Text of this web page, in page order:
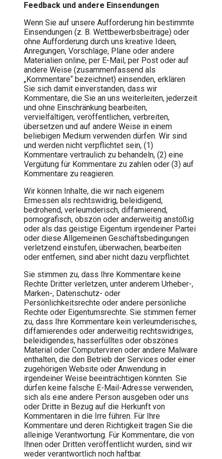
Feedback und andere Einsendungen
Wenn Sie auf unsere Aufforderung hin bestimmte
Einsendungen (z. B. Wettbewerbsbeiträge) oder
ohne Aufforderung durch uns kreative Ideen,
Anregungen, Vorschläge, Pläne oder andere
Materialien online, per E-Mail, per Post oder auf
andere Weise (zusammenfassend als
„Kommentare“ bezeichnet) einsenden, erklären
Sie sich damit einverstanden, dass wir
Kommentare, die Sie an uns weiterleiten, jederzeit
und ohne Einschränkung bearbeiten,
vervielfältigen, veröffentlichen, verbreiten,
übersetzen und auf andere Weise in einem
beliebigen Medium verwenden dürfen. Wir sind
und werden nicht verpflichtet sein, (1)
Kommentare vertraulich zu behandeln, (2) eine
Vergütung für Kommentare zu zahlen oder (3) auf
Kommentare zu reagieren.
Wir können Inhalte, die wir nach eigenem
Ermessen als rechtswidrig, beleidigend,
bedrohend, verleumderisch, diffamierend,
pornografisch, obszön oder anderweitig anstößig
oder als das geistige Eigentum irgendeiner Partei
oder diese Allgemeinen Geschäftsbedingungen
verletzend einstufen, überwachen, bearbeiten
oder entfernen, sind aber nicht dazu verpflichtet.
Sie stimmen zu, dass Ihre Kommentare keine
Rechte Dritter verletzen, unter anderem Urheber-,
Marken-, Datenschutz- oder
Persönlichkeitsrechte oder andere persönliche
Rechte oder Eigentumsrechte. Sie stimmen ferner
zu, dass Ihre Kommentare kein verleumderisches,
diffamierendes oder anderweitig rechtswidriges,
beleidigendes, hasserfülltes oder obszönes
Material oder Computerviren oder andere Malware
enthalten, die den Betrieb der Services oder einer
zugehörigen Website oder Anwendung in
irgendeiner Weise beeinträchtigen könnten. Sie
dürfen keine falsche E-Mail-Adresse verwenden,
sich als eine andere Person ausgeben oder uns
oder Dritte in Bezug auf die Herkunft von
Kommentaren in die Irre führen. Für Ihre
Kommentare und deren Richtigkeit tragen Sie die
alleinige Verantwortung. Für Kommentare, die von
Ihnen oder Dritten veröffentlicht wurden, sind wir
weder verantwortlich noch haftbar.